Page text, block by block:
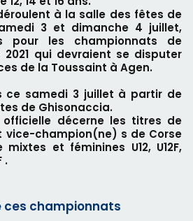
à la salle des fêtes de
3 et dimanche 4 juillet,
pour les championnats de
2021 qui devraient se disputer
de la Toussaint à Agen.
ce samedi 3 juillet à partir de
de Ghisonaccia.
décerne les titres de
champion(ne) s de Corse
et féminines U12, U12F,
.
ces championnats